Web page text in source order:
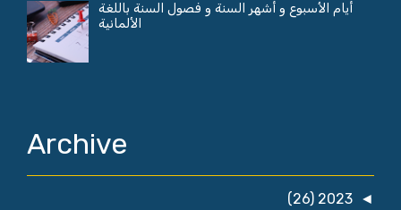
أيام الأسبوع و أشهر السنة و فصول السنة باللغة
الألمانية
Archive
◄
2023
(26)